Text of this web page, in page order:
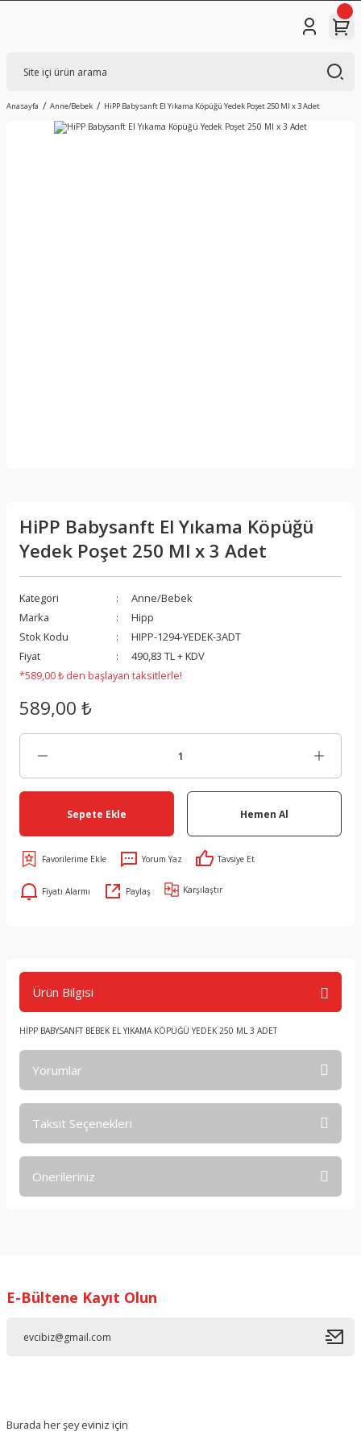
Anasayfa Anne/Bebek HiPP Babysanft El Yıkama Köpüğü Yedek Poşet 250 Ml x 3 Adet
HiPP Babysanft El Yıkama Köpüğü
Yedek Poşet 250 Ml x 3 Adet
Kategori
Anne/Bebek
Marka
Hipp
Stok Kodu
HIPP-1294-YEDEK-3ADT
Fiyat
490,83 TL + KDV
*589,00 ₺ den başlayan taksitlerle!
589,00 ₺
Sepete Ekle Hemen Al
Yorum Yaz Tavsiye Et
Fiyatı Alarmı Paylaş Karşılaştır
Ürün Bilgisi
HİPP BABYSANFT BEBEK EL YIKAMA KÖPÜĞÜ YEDEK 250 ML 3 ADET
Yorumlar
Taksit Seçenekleri
Önerileriniz
Ürün resmi kalitesiz, bozuk veya görüntülenemiyor.
E-Bültene Kayıt Olun
Burada her şey eviniz için